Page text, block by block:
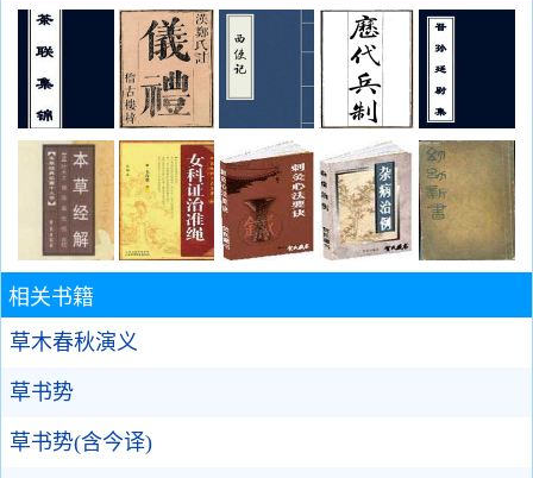
相关书籍
草木春秋演义
草书势
草书势(含今译)